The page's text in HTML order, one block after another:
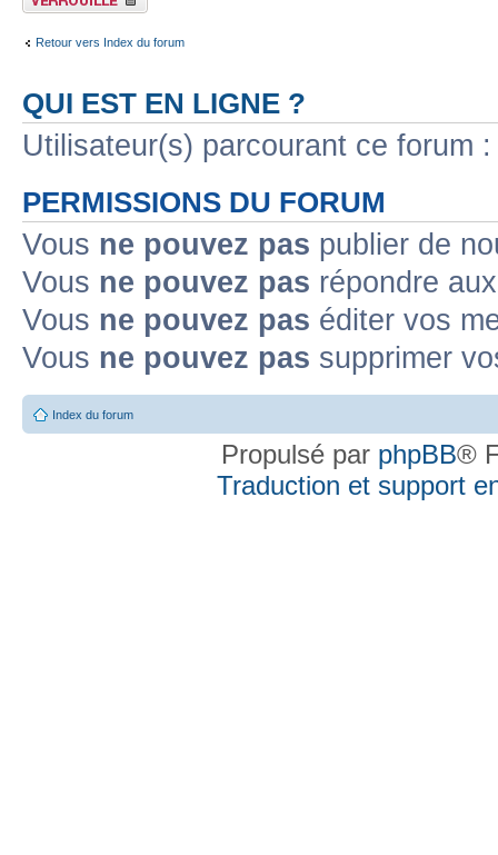
Retour vers Index du forum
QUI EST EN LIGNE ?
Utilisateur(s) parcourant ce forum
PERMISSIONS DU FORUM
Vous ne pouvez pas publier de
Vous ne pouvez pas répondre
Vous ne pouvez pas éditer vos
Vous ne pouvez pas supprimer
Index du forum
Propulsé par phpBB®
Traduction et support